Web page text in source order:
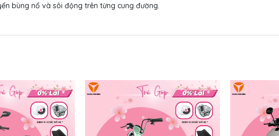
bùng nổ và sôi động trên từng cung đường.